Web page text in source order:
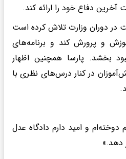
آخرین دفاع خود را ارائه کند.
در دوران وزارت تلاش کرده است
و پرورش کند و برنامه‌های
بخشد. پارسا همچنین اظهار
در کنار درس‌های نظری با
و امید دارم دادگاه عدل
دهد.»